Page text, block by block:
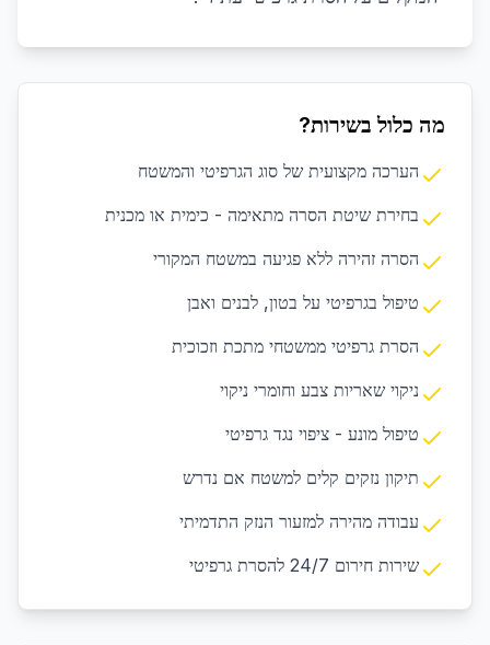
מה כלול בשירות?
הערכה מקצועית של סוג הגרפיטי והמשטח
בחירת שיטת הסרה מתאימה - כימית או מכנית
הסרה זהירה ללא פגיעה במשטח המקורי
טיפול בגרפיטי על בטון, לבנים ואבן
הסרת גרפיטי ממשטחי מתכת וזכוכית
ניקוי שאריות צבע וחומרי ניקוי
טיפול מונע - ציפוי נגד גרפיטי
תיקון נזקים קלים למשטח אם נדרש
עבודה מהירה למזעור הנזק התדמיתי
שירות חירום 24/7 להסרת גרפיטי